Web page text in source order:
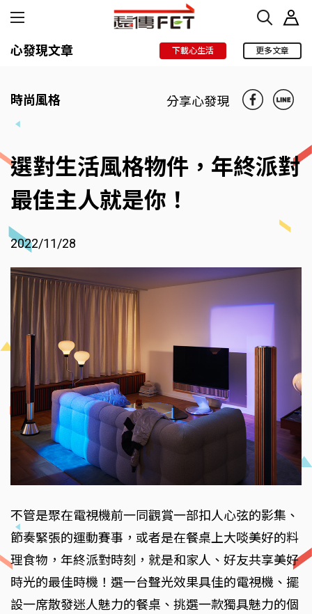
心發現文章 下載心生活 更多文章
時尚風格 分享心發現
選對生活風格物件，年終派對
最佳主人就是你！
2022/11/28
不管是聚在電視機前一同觀賞一部扣人心弦的影集、
節奏緊張的運動賽事，或者是在餐桌上大啖美好的料
理食物，年終派對時刻，就是和家人、好友共享美好
時光的最佳時機！選一台聲光效果具佳的電視機、擺
設一席散發迷人魅力的餐桌、挑選一款獨具魅力的個